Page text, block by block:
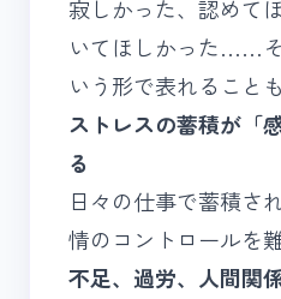
寂しかった、認めて
いてほしかった……
いう形で表れること
ストレスの蓄積が「
る
日々の仕事で蓄積さ
情のコントロールを
不足、過労、人間関